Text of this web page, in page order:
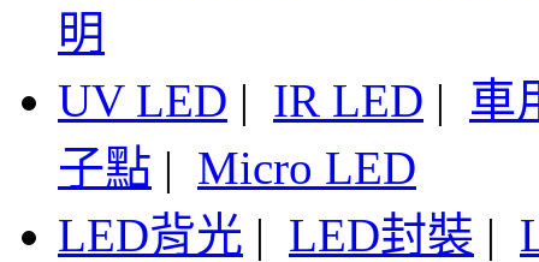
明
UV LED | IR LED | 車
子點 | Micro LED
LED背光 | LED封裝 |